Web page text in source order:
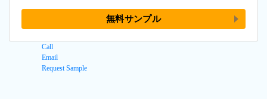
無料サンプル
Call
Email
Request Sample